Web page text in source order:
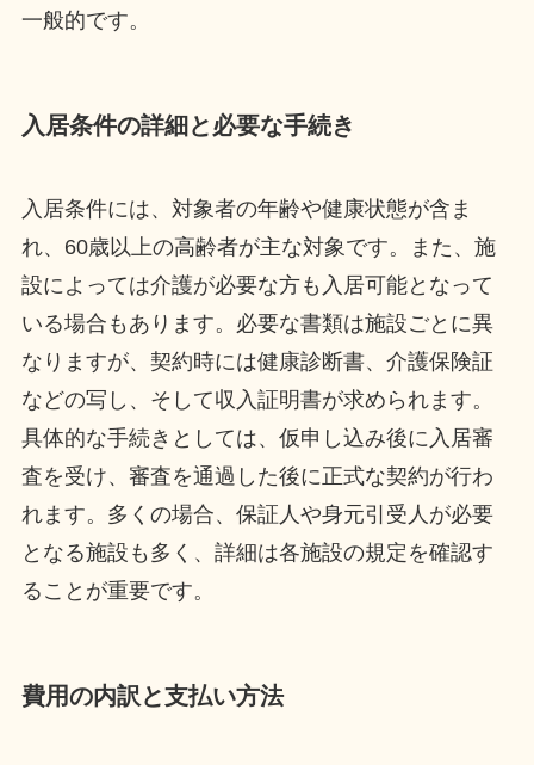
一般的です。
入居条件の詳細と必要な手続き
入居条件には、対象者の年齢や健康状態が含ま
れ、60歳以上の高齢者が主な対象です。また、施
設によっては介護が必要な方も入居可能となって
いる場合もあります。必要な書類は施設ごとに異
なりますが、契約時には健康診断書、介護保険証
などの写し、そして収入証明書が求められます。
具体的な手続きとしては、仮申し込み後に入居審
査を受け、審査を通過した後に正式な契約が行わ
れます。多くの場合、保証人や身元引受人が必要
となる施設も多く、詳細は各施設の規定を確認す
ることが重要です。
費用の内訳と支払い方法